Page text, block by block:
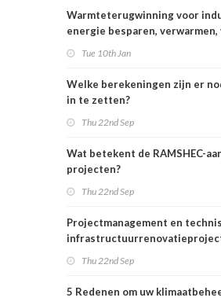
Warmteterugwinning voor
energie besparen,
Tue 10th Jan
Welke berekeningen zijn er
in te zetten?
Thu 22nd Sep
Wat betekent de RAMSHEC-
projecten?
Thu 22nd Sep
Projectmanagement en
Thu 22nd Sep
5 Redenen om uw